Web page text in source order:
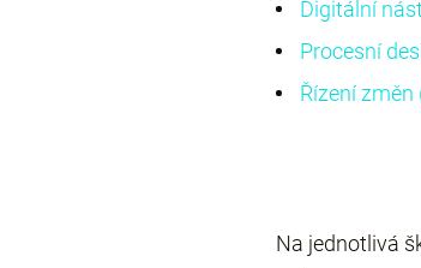
Digitální
Procesní
Řízení
Na jednotlivá